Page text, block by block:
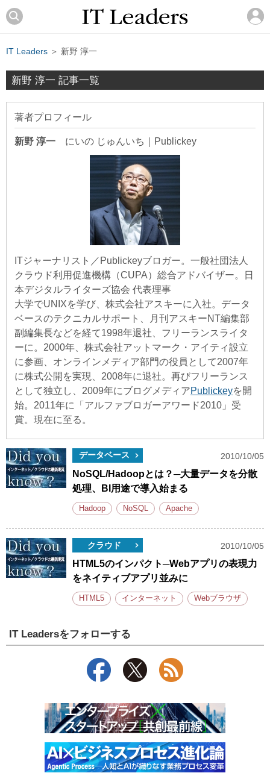
IT Leaders ＞ 新野 淳一
新野 淳一 記事一覧
著者プロフィール
新野 淳一 にいの じゅんいち Publickey
ITジャーナリスト／Publickeyブロガー。一般社団法人
クラウド利用促進機構（CUPA）総合アドバイザー。日
本デジタルライターズ協会 代表理事
大学でUNIXを学び、株式会社アスキーに入社。データ
ベースのテクニカルサポート、月刊アスキーNT編集部
副編集長などを経て1998年退社、フリーランスライタ
ーに。2000年、株式会社アットマーク・アイティ設立
に参画、オンラインメディア部門の役員として2007年
に株式公開を実現、2008年に退社。再びフリーランス
として独立し、2009年にブログメディアPublickeyを開
始。2011年に「アルファブロガーアワード2010」受
賞。現在に至る。
データベース 2010/10/05
NoSQL/Hadoopとは？─大量データを分散
処理、BI用途で導入始まる
Hadoop NoSQL Apache
クラウド 2010/10/05
HTML5のインパクト─Webアプリの表現力
をネイティブアプリ並みに
HTML5 インターネット Webブラウザ
IT Leadersをフォローする